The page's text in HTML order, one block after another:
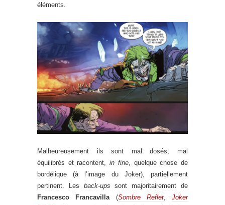
éléments.
Malheureusement ils sont mal dosés, mal
équilibrés et racontent,in fine, quelque chose de
bordélique (à l’image du Joker), partiellement
pertinent. Les back-ups sont majoritairement de
Francesco Francavilla(Sombre Reflet, Joker